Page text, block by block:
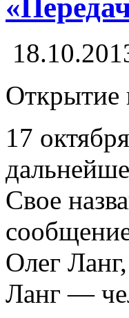
Открытие
17
Свое
Олег
Ланг —